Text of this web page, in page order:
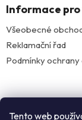
Tento web
Informace pro
Všeobecné
Reklamační řad
Podmínky ochrany